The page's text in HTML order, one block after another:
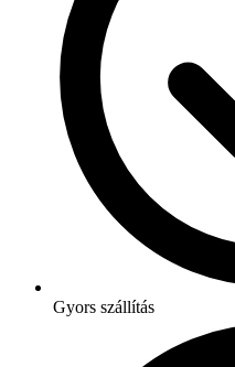
Gyors szállítás